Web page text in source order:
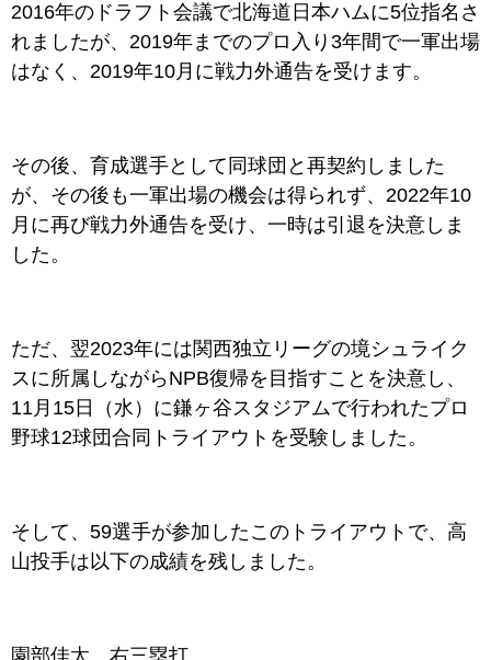
2016年のドラフト会議で北海道日本ハムに5位指名さ
れましたが、2019年までのプロ入り3年間で一軍出場
はなく、2019年10月に戦力外通告を受けます。
その後、育成選手として同球団と再契約しました
が、その後も一軍出場の機会は得られず、2022年10
月に再び戦力外通告を受け、一時は引退を決意しま
した。
ただ、翌2023年には関西独立リーグの境シュライク
スに所属しながらNPB復帰を目指すことを決意し、
11月15日（水）に鎌ヶ谷スタジアムで行われたプロ
野球12球団合同トライアウトを受験しました。
そして、59選手が参加したこのトライアウトで、高
山投手は以下の成績を残しました。
園部佳太 右三塁打